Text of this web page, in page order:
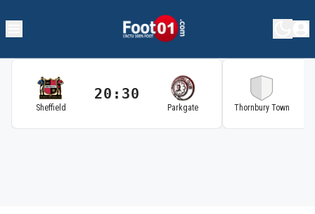
Sheffield
20:30
Parkgate Thornbury Town